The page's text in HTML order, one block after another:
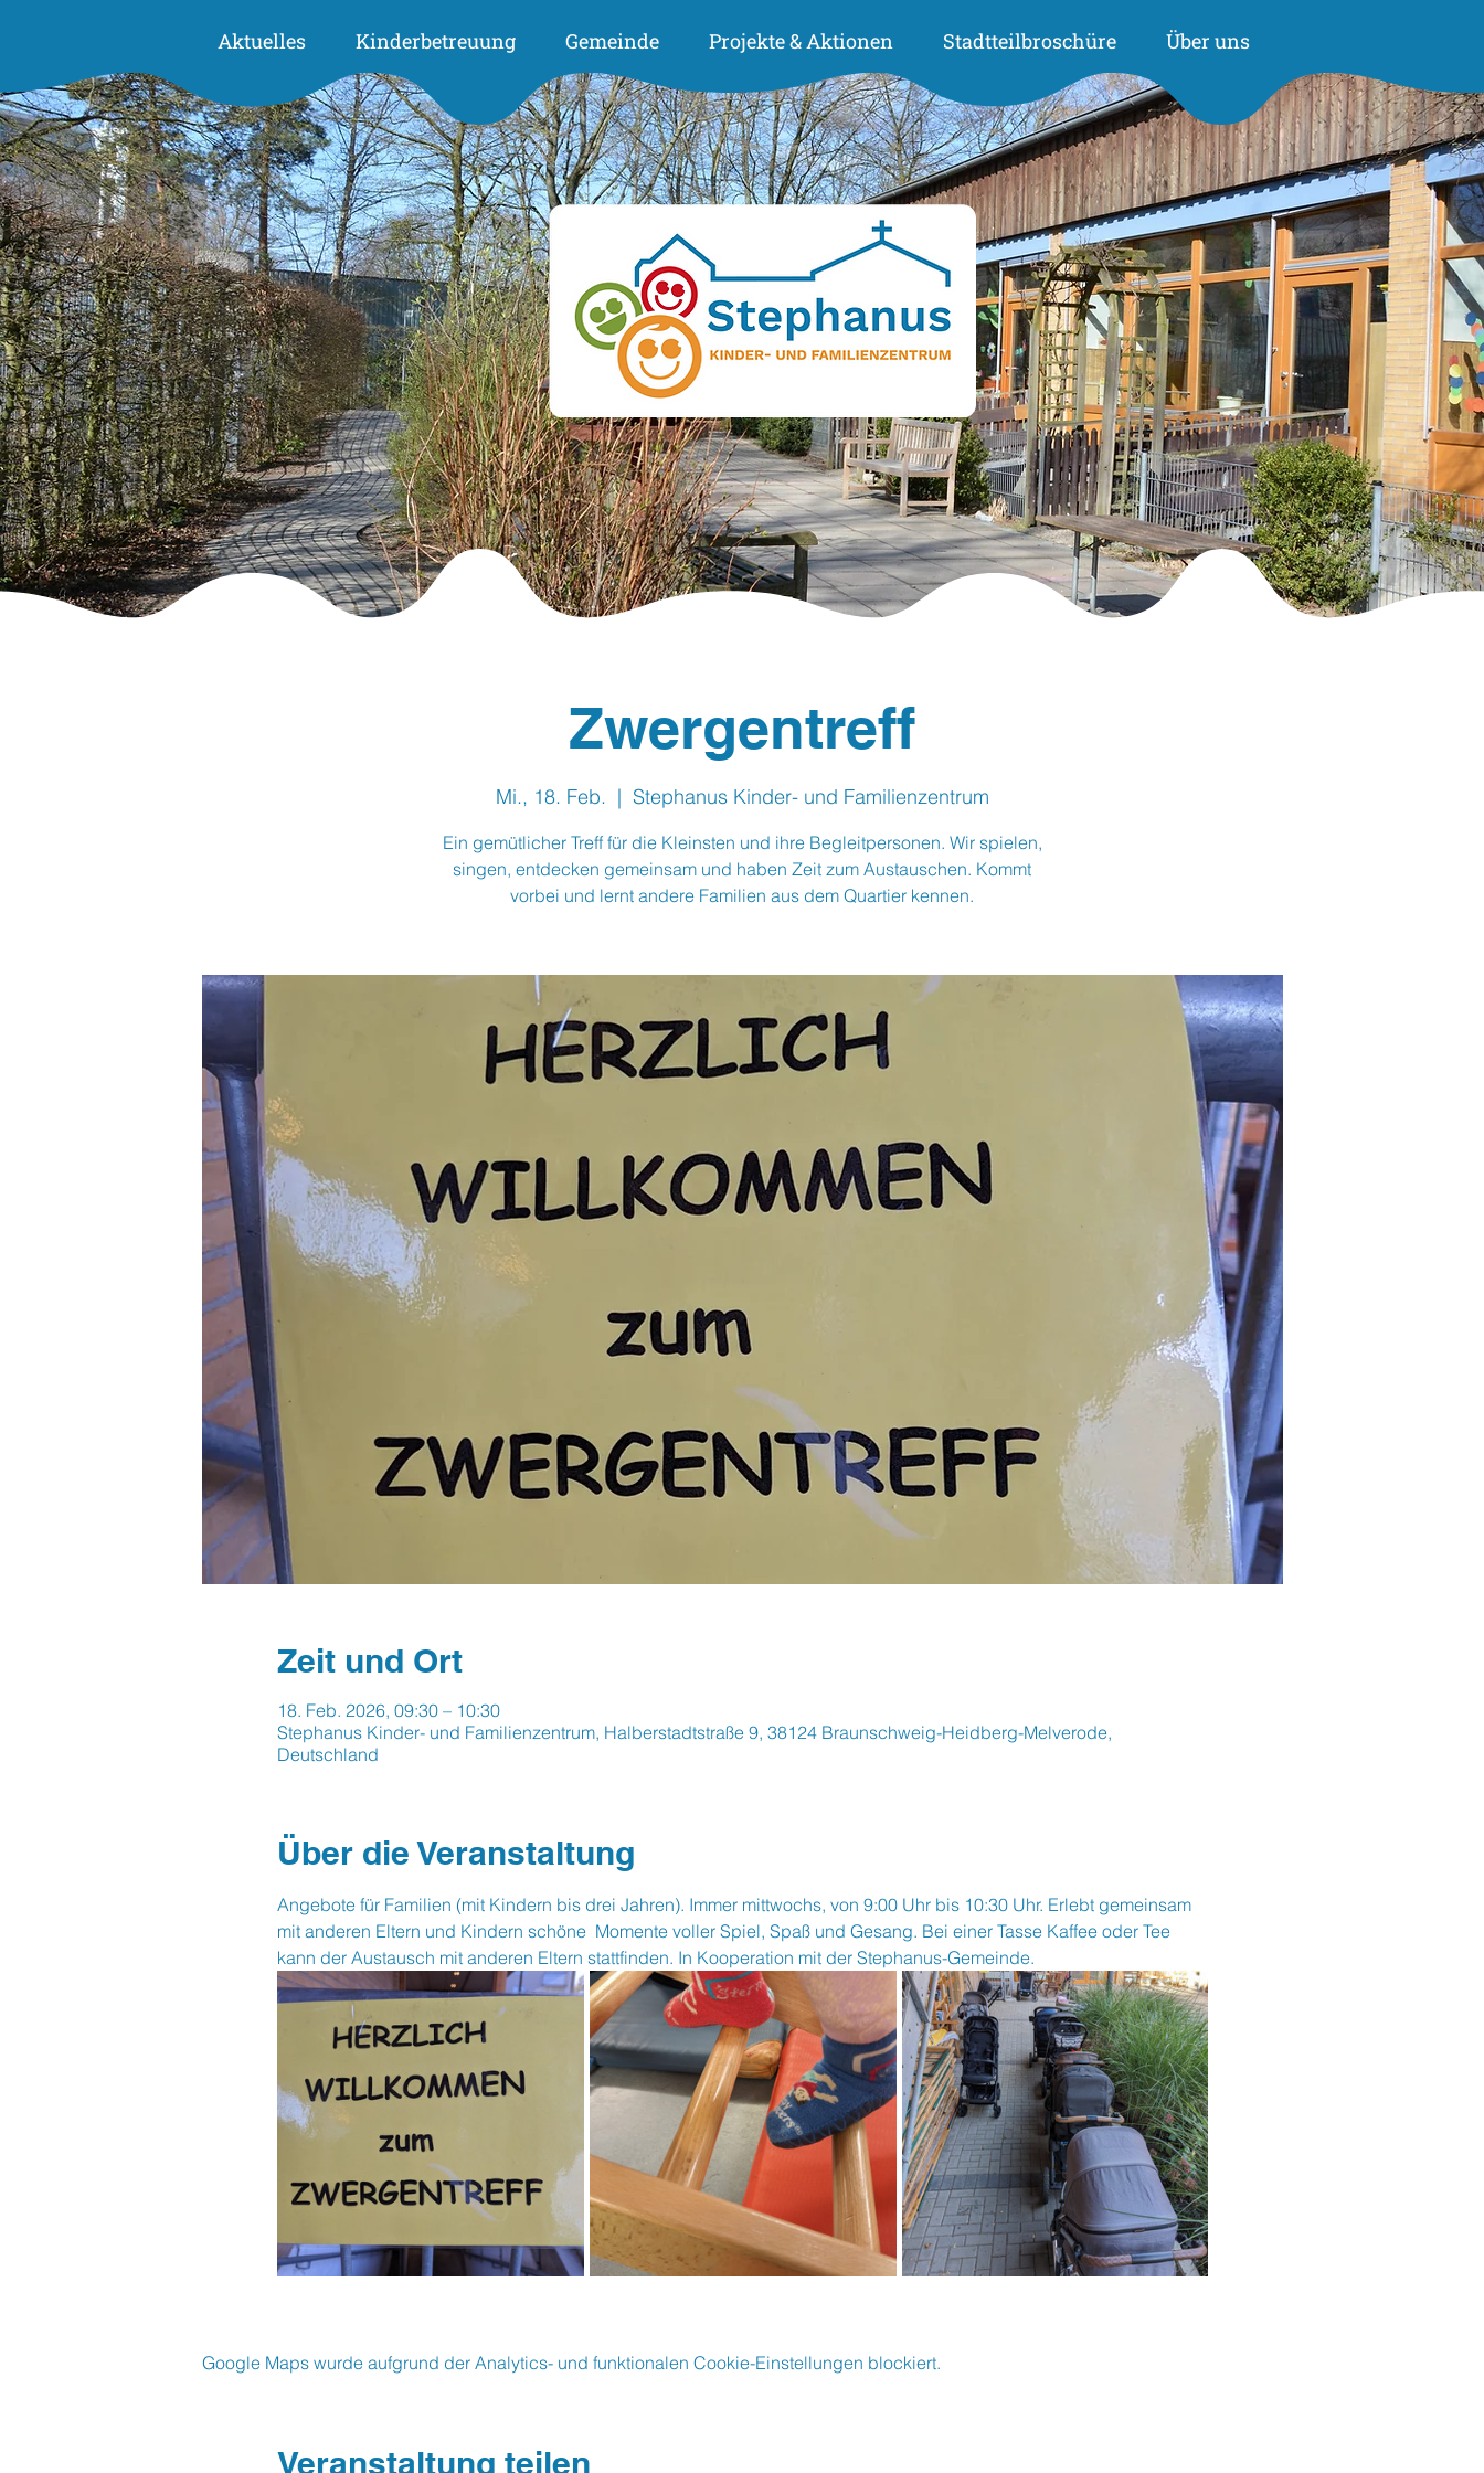
Aktuelles Kinderbetreuung Gemeinde Projekte & Aktionen Stadtteilbroschüre Über uns
Zwergentreff
Mi., 18. Feb.
  |
Stephanus Kinder- und Familienzentrum
Ein gemütlicher Treff für die Kleinsten und ihre Begleitpersonen. Wir spielen,
singen, entdecken gemeinsam und haben Zeit zum Austauschen. Kommt
vorbei und lernt andere Familien aus dem Quartier kennen.
Zeit und Ort
18. Feb. 2026, 09:30 – 10:30
Stephanus Kinder- und Familienzentrum, Halberstadtstraße 9, 38124 Braunschweig-Heidberg-Melverode,
Deutschland
Über die Veranstaltung
Angebote für Familien (mit Kindern bis drei Jahren). Immer mittwochs, von 9:00 Uhr bis 10:30 Uhr. Erlebt gemeinsam
mit anderen Eltern und Kindern schöne  Momente voller Spiel, Spaß und Gesang. Bei einer Tasse Kaffee oder Tee
kann der Austausch mit anderen Eltern stattfinden. In Kooperation mit der Stephanus-Gemeinde.
Google Maps wurde aufgrund der Analytics- und funktionalen Cookie-Einstellungen blockiert.
Veranstaltung teilen